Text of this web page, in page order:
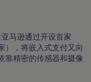
马逊通过开设首家
），将嵌入式支付又向
靠精密的传感器和摄像